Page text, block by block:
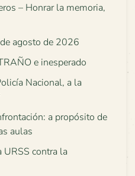
– Honrar la memoria,
agosto de 2026
e inesperado
Nacional, a la
a propósito de
aulas
URSS contra la